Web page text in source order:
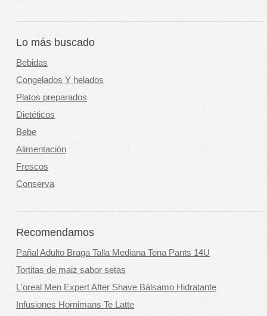
Lo más buscado
Bebidas
Congelados Y helados
Platos preparados
Dietéticos
Bebe
Alimentación
Frescos
Conserva
Recomendamos
Pañal Adulto Braga Talla Mediana Tena Pants 14U
Tortitas de maiz sabor setas
L'oreal Men Expert After Shave Bálsamo Hidratante
Infusiones Hornimans Te Latte